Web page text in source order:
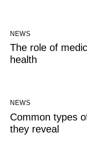
NEWS
The role of
health
NEWS
Common types
they reveal